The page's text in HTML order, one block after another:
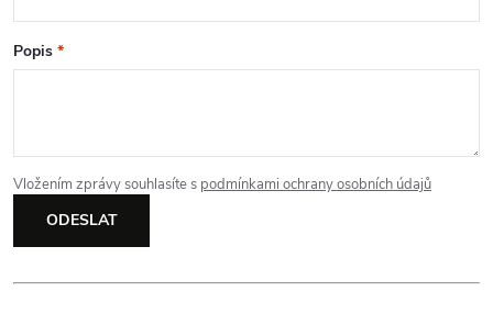
p
i
u
Popis *
Vložením zprávy souhlasíte s podmínkami ochrany osobních údajů